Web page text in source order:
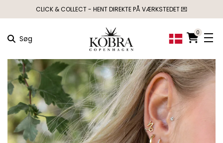
CLICK & COLLECT - HENT DIREKTE PÅ VÆRKSTEDET 💌
Søg 0
MÅSKE KUNNE
NOGLE AF DISSE
PRODUKTER HAVE
DIN INTERESSE?
×